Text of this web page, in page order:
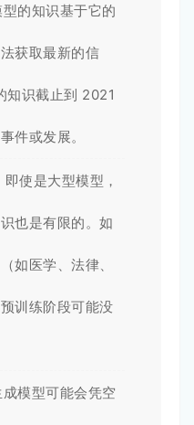
型的知识基于它的
获取最新的信
知识截止到 2021
件或发展。
即使是大型模型，
也是有限的。如
如医学、法律、
训练阶段可能没
成模型可能会凭空